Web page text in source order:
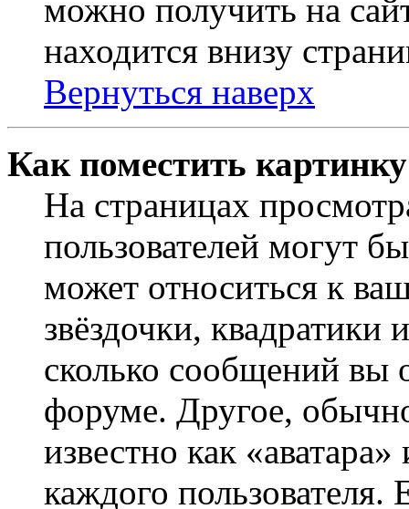
можно получить на
находится внизу
Вернуться наверх
Как поместить
На страницах
пользователей могут
может относиться к
звёздочки,
сколько сообщений вы
форуме. Другое,
известно как
каждого